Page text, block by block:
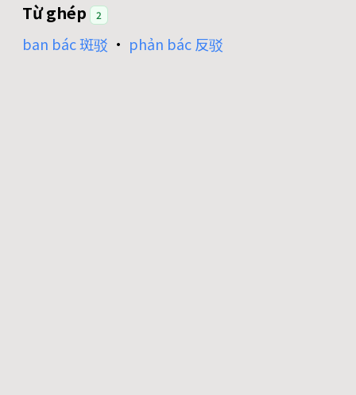
Từ ghép 2
ban bác 斑驳 • phản bác 反驳